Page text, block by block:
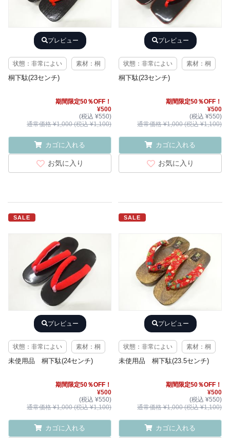
プレビュー
状態：非常によい 素材：桐
桐下駄(23センチ)
期間限定50％OFF！
¥500
(税込 ¥550)
通常価格 ¥1,000 (税込 ¥1,100)
カゴに入れる
お気に入り
プレビュー
状態：非常によい 素材：桐
桐下駄(23センチ)
期間限定50％OFF！
¥500
(税込 ¥550)
通常価格 ¥1,000 (税込 ¥1,100)
カゴに入れる
お気に入り
SALE
プレビュー
状態：非常によい 素材：桐
未使用品 桐下駄(24センチ)
期間限定50％OFF！
¥500
(税込 ¥550)
通常価格 ¥1,000 (税込 ¥1,100)
カゴに入れる
SALE
プレビュー
状態：非常によい 素材：桐
未使用品 桐下駄(23.5センチ)
期間限定50％OFF！
¥500
(税込 ¥550)
通常価格 ¥1,000 (税込 ¥1,100)
カゴに入れる